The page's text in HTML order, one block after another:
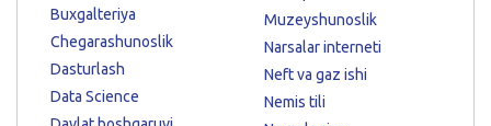
Buxgalteriya
Chegarashunoslik
Dasturlash
Data Science
Muzeyshunoslik
Narsalar interneti
Neft va gaz ishi
Nemis tili